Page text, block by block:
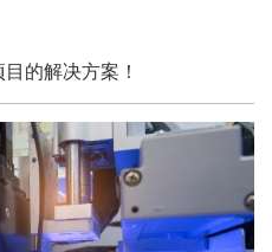
的解决方案！